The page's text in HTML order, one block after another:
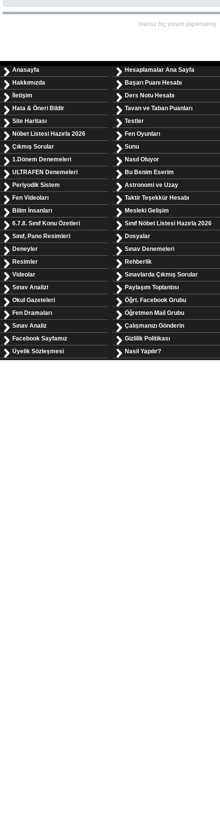
Henüz hiç yorum yapılmamış
Anasayfa
Hakkımızda
İletişim
Hata & Öneri Bildir
Site Haritası
Nöbet Listesi Hazırla 2026
Çıkmış Sorular
1.Dönem Denemeleri
ULTRAFEN Denemeleri
Periyodik Sistem
Fen Videoları
Bilim İnsanları
6.7.8. Sınıf Konu Özetleri
Sınıf, Pano Resimleri
Deneyler
Resimler
Videolar
Sınav Analizi
Okul Gazeteleri
Fen Dramaları
Sınav Analiz
Facebook Sayfamız
Üyelik Sözleşmesi
Hesaplamalar Ana Sayfa
Başarı Puanı Hesabı
Ders Notu Hesabı
Tavan ve Taban Puanları
Testler
Fen Oyunları
Sunu
Nasıl Oluyor
Bu Benim Eserim
Astronomi ve Uzay
Taktir Teşekkür Hesabı
Mesleki Gelişim
Sınıf Nöbet Listesi Hazırla 2026
Dosyalar
Sınav Denemeleri
Rehberlik
Sınavlarda Çıkmış Sorular
Paylaşım Toplantısı
Öğrt. Facebook Grubu
Öğretmen Mail Grubu
Çalışmanızı Gönderin
Gizlilik Politikası
Nasil Yapılır?